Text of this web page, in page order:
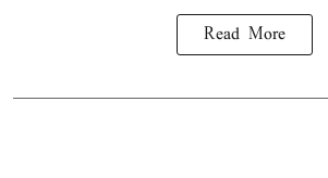
Read More